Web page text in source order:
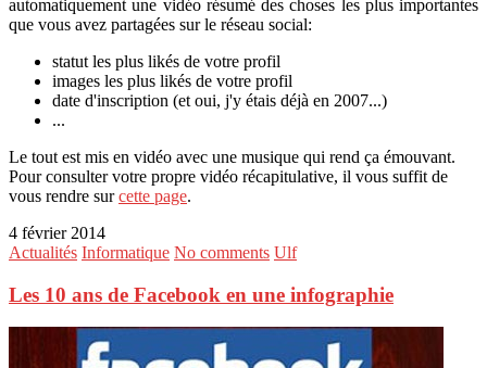
automatiquement une vidéo résumé des choses les plus importantes
que vous avez partagées sur le réseau social:
statut les plus likés de votre profil
images les plus likés de votre profil
date d'inscription (et oui, j'y étais déjà en 2007...)
...
Le tout est mis en vidéo avec une musique qui rend ça émouvant.
Pour consulter votre propre vidéo récapitulative, il vous suffit de
vous rendre surcette page.
4 février 2014
Actualités Informatique No comments Ulf
Les 10 ans de Facebook en une infographie